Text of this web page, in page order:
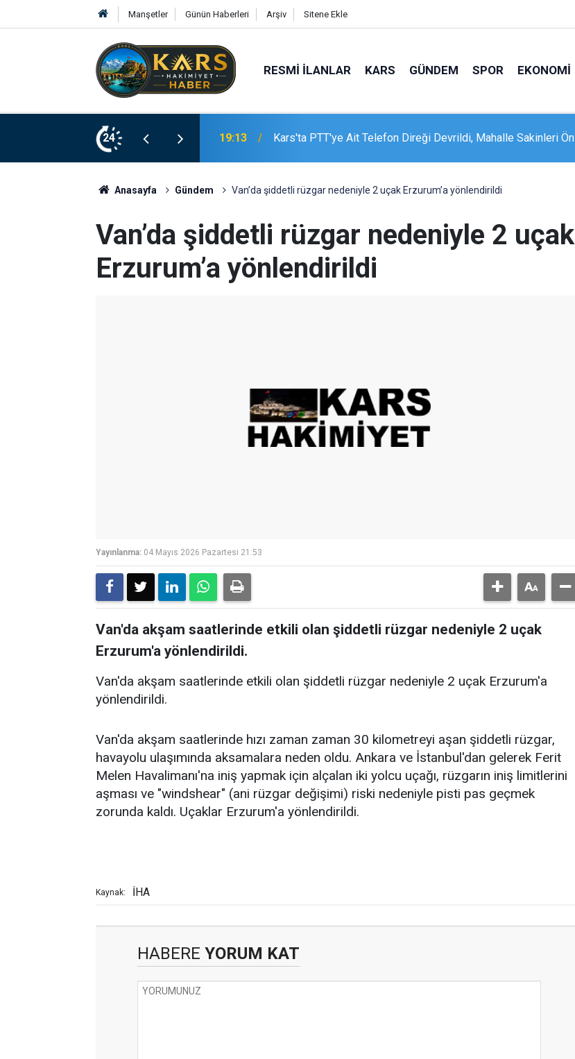
Manşetler Günün Haberleri Arşiv Sitene Ekle
RESMI İLANLAR KARS GÜNDEM SPOR EKONOMI
24
Mahalle Sakinleri Önlem Bekliyor 19:10 Aile ve Sosyal Hizmetler Bakanı Göktaş Van’da
Anasayfa Gündem Van’da şiddetli rüzgar nedeniyle 2 uçak Erzurum’a yönlendirildi
Van’da şiddetli rüzgar nedeniyle 2 uçak
Erzurum’a yönlendirildi
Yayınlanma: 04 Mayıs 2026 Pazartesi 21:53
Van'da akşam saatlerinde etkili olan şiddetli rüzgar nedeniyle 2 uçak
Erzurum'a yönlendirildi.
Van'da akşam saatlerinde etkili olan şiddetli rüzgar nedeniyle 2 uçak Erzurum'a
yönlendirildi.
Van'da akşam saatlerinde hızı zaman zaman 30 kilometreyi aşan şiddetli rüzgar,
havayolu ulaşımında aksamalara neden oldu. Ankara ve İstanbul'dan gelerek Ferit
Melen Havalimanı'na iniş yapmak için alçalan iki yolcu uçağı, rüzgarın iniş limitlerini
aşması ve "windshear" (ani rüzgar değişimi) riski nedeniyle pisti pas geçmek
zorunda kaldı. Uçaklar Erzurum'a yönlendirildi.
Kaynak: İHA
HABERE YORUM KAT